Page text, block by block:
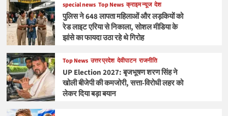
special news Top News क्राइम न्यूज देश
पुलिस ने 648 लापता महिलाओं और लड़कियों को
रेड लाइट एरिया से निकाला, सोशल मीडिया के
झांसे का फायदा उठा रहे थे गिरोह
Top News उत्तर प्रदेश देवीपाटन राजनीति
UP Election 2027: बृजभूषण शरण सिंह ने
खोली बीजेपी की कमजोरी, सत्ता-विरोधी लहर को
लेकर दिया बड़ा बयान